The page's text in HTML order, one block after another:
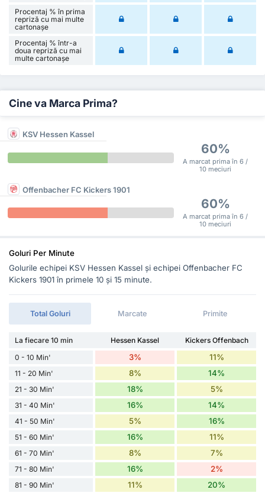
Procentaj % în prima
repriză cu mai multe
cartonașe
Procentaj % într-a
doua repriză cu mai
multe cartonașe
Cine va Marca Prima?
KSV Hessen Kassel
60%
A marcat prima în 6 /
10 meciuri
Offenbacher FC Kickers 1901
60%
A marcat prima în 6 /
10 meciuri
Goluri Per Minute
Golurile echipei KSV Hessen Kassel și echipei Offenbacher FC
Kickers 1901 în primele 10 și 15 minute.
Total Goluri Marcate Primite
La fiecare 10 min Hessen Kassel
Kickers Offenbach
0 - 10 Min'
3% 11%
11 - 20 Min' 8% 14%
21 - 30 Min' 18% 5%
31 - 40 Min' 16% 14%
41 - 50 Min' 5% 16%
51 - 60 Min' 16% 11%
61 - 70 Min' 8% 7%
71 - 80 Min' 16% 2%
81 - 90 Min' 11% 20%